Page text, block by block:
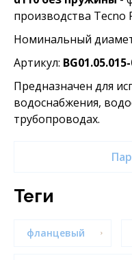
производства Tecno
Номинальный
Артикул:
Предназначен для
водоснабжения,
трубопроводах.
теги
фланцевый